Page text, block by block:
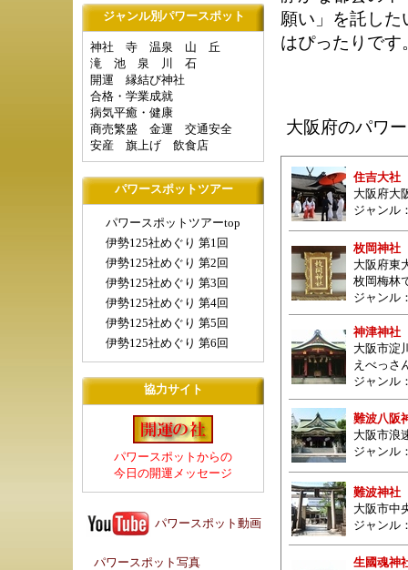
ジャンル別パワースポット
神社 寺 温泉 山
丘
滝
池 泉 川
石
開運
縁結び神社
合格・学業成就
病気平癒・健康
商売繁盛
金運
交通安全
安産
旗上げ 飲食店
パワースポットツアー
パワースポットツアーtop
伊勢125社めぐり 第1回
伊勢125社めぐり 第2回
伊勢125社めぐり 第3回
伊勢125社めぐり 第4回
伊勢125社めぐり 第5回
伊勢125社めぐり 第6回
協力サイト
パワースポットからの
今日の開運メッセージ
パワースポット動画
パワースポット写真
願い」を託し
はぴったりです
大阪府のパワ
住吉大社
大阪府大
ジャンル
枚岡神社
大阪府東
枚岡梅林
ジャンル
神津神社
大阪市淀
えべっさ
ジャンル
難波八阪
大阪市浪
ジャンル
難波神社
大阪市中
ジャンル
生國魂神